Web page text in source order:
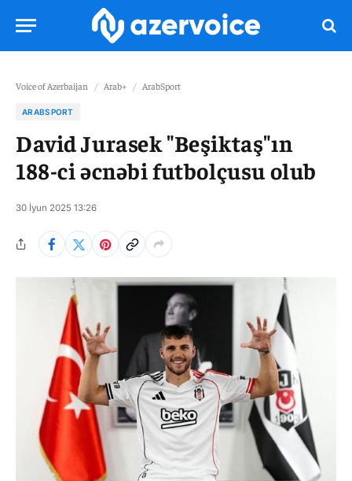
Voice of Azerbaijan / Arab+ / ArabSport
ARABSPORT
David Jurasek "Beşiktaş"ın
188-ci əcnəbi futbolçusu olub
30 İyun 2025 13:26